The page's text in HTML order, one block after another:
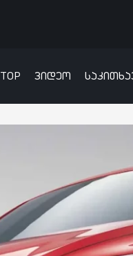
TOP ვიდეო